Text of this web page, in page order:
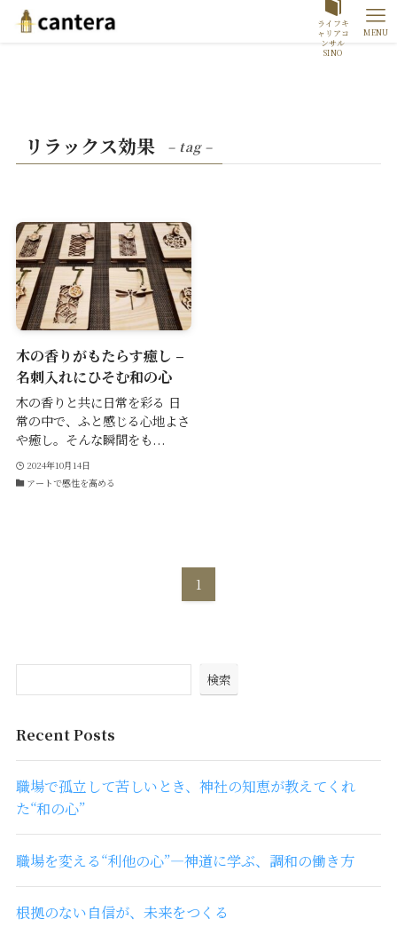
ライフキ
ャリアコ
ンサル
SINO
MENU
リラックス効果 – tag –
木の香りがもたらす癒し –
名刺入れにひそむ和の心
木の香りと共に日常を彩る 日
常の中で、ふと感じる心地よさ
や癒し。そんな瞬間をも...
2024年10月14日
アートで感性を高める
1
検索
Recent Posts
職場で孤立して苦しいとき、神社の知恵が教えてくれ
た“和の心”
職場を変える“利他の心”―神道に学ぶ、調和の働き方
根拠のない自信が、未来をつくる